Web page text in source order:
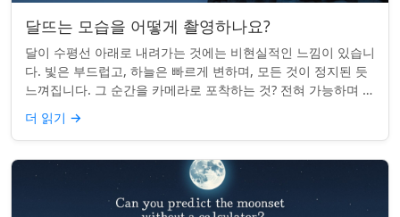
달뜨는 모습을 어떻게 촬영하나요?
달이 수평선 아래로 내려가는 것에는 비현실적인 느낌이 있습니
다. 빛은 부드럽고, 하늘은 빠르게 변하며, 모든 것이 정지된 듯
느껴집니다. 그 순간을 카메라로 포착하는 것? 전혀 가능하며 가
치가 있습니다. 간단한 팁:...
더 읽기 →